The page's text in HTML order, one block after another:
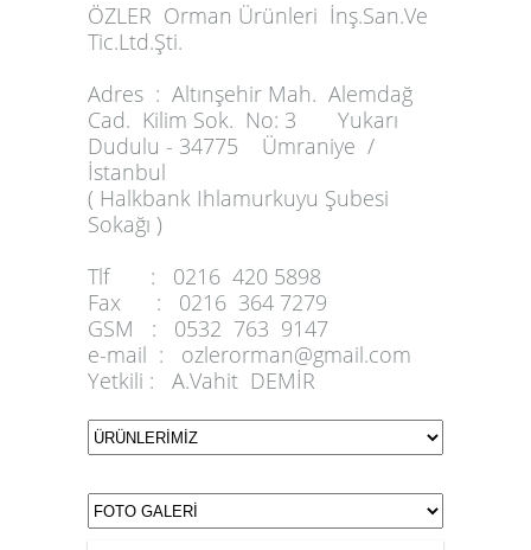
ÖZLER Orman Ürünleri İnş.San.Ve
Tic.Ltd.Şti.
Adres : Altınşehir Mah. Alemdağ
Cad. Kilim Sok. No: 3 Yukarı
Dudulu - 34775 Ümraniye /
İstanbul
( Halkbank Ihlamurkuyu Şubesi
Sokağı )
Tlf :
0216 420 5898
Fax :
0216 364 7279
GSM :
0532 763 9147
e-mail :
ozlerorman@gmail.com
Yetkili :
A.Vahit DEMİR